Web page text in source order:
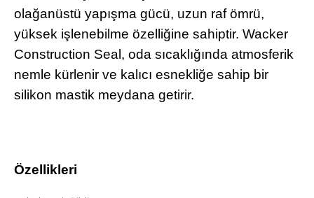
olağanüstü yapışma gücü, uzun raf ömrü,
yüksek işlenebilme özelliğine sahiptir. Wacker
Construction Seal, oda sıcaklığında atmosferik
nemle kürlenir ve kalıcı esnekliğe sahip bir
silikon mastik meydana getirir.
Özellikleri